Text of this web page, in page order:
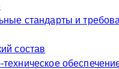
стандарты и
состав